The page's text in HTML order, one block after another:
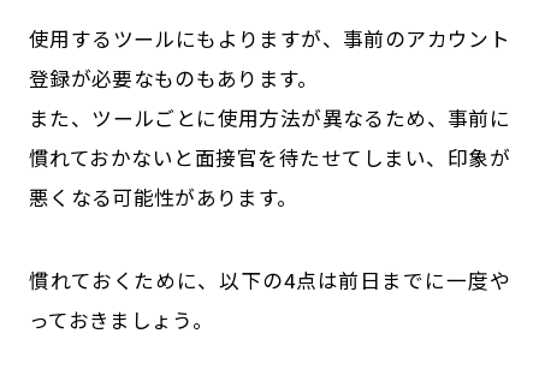
使用するツールにもよりますが、事前のアカウント
登録が必要なものもあります。
また、ツールごとに使用方法が異なるため、事前に
慣れておかないと面接官を待たせてしまい、印象が
悪くなる可能性があります。
慣れておくために、以下の4点は前日までに一度や
っておきましょう。